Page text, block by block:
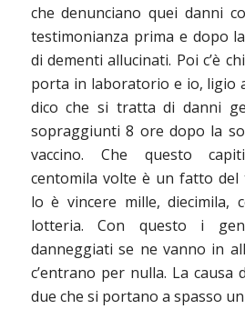
che denunciano quei danni
testimonianza prima e dopo
di dementi allucinati. Poi c’è
porta in laboratorio e io, ligio
dico che si tratta di danni
sopraggiunti 8 ore dopo la
vaccino. Che questo
centomila volte è un fatto del
lo è vincere mille, diecimila,
lotteria. Con questo i
danneggiati se ne vanno in
c’entrano per nulla. La
due che si portano a spasso